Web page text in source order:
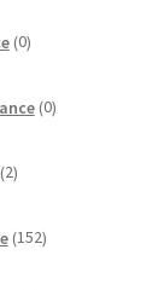
0izdelkov
0izdelkov
2izdelka
152izdelkov